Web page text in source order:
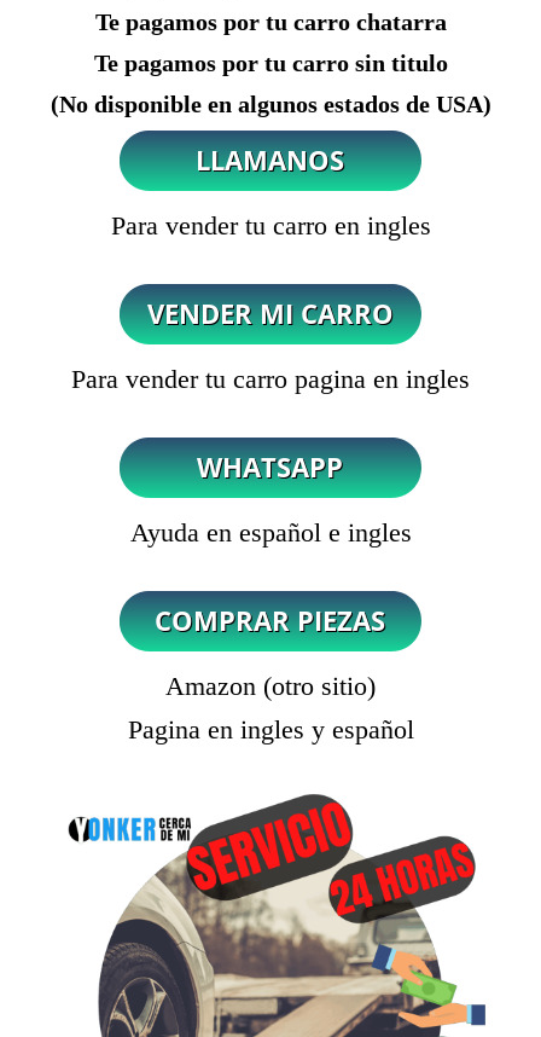
Te pagamos por tu carro chatarra
Te pagamos por tu carro sin titulo
(No disponible en algunos estados de USA)
Para vender tu carro en ingles
Para vender tu carro pagina en ingles
Ayuda en español e ingles
Amazon (otro sitio)
Pagina en ingles y español